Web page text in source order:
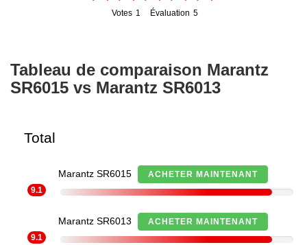
Votes 1
Évaluation 5
Tableau de comparaison Marantz
SR6015 vs Marantz SR6013
Total
Marantz SR6015
ACHETER MAINTENANT
9.1
Marantz SR6013
ACHETER MAINTENANT
9.1